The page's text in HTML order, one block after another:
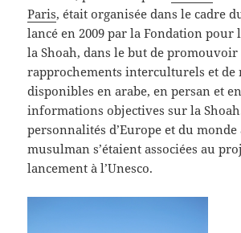
Paris, était organisée dans le cadre
lancé en 2009 par la Fondation pour
la Shoah, dans le but de promouvoir
rapprochements interculturels et de
disponibles en arabe, en persan et
informations objectives sur la
personnalités d’Europe et du monde
musulman s’étaient associées au
lancement à l’Unesco.